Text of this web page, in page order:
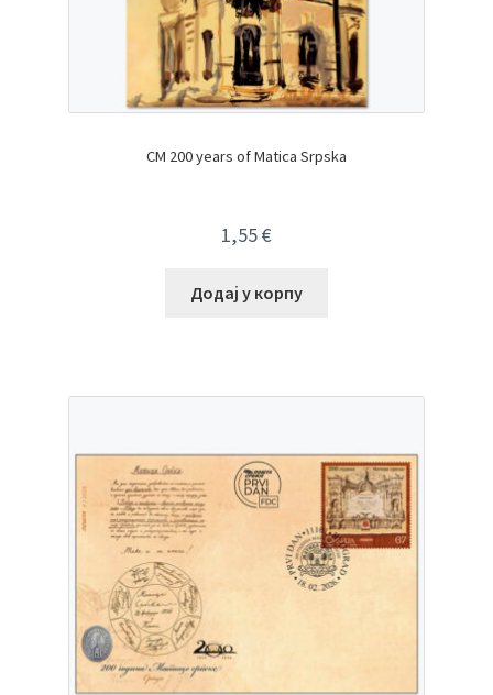
CM 200 years of Matica Srpska
1,55€
Додај у корпу